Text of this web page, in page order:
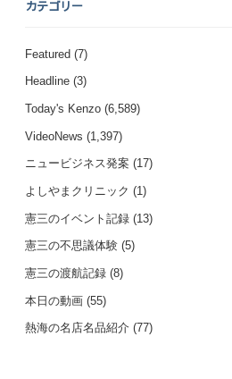
カテゴリー
Featured (7)
Headline (3)
Today's Kenzo (6,589)
VideoNews (1,397)
ニュービジネス発案 (17)
よしやまクリニック (1)
憲三のイベント記録 (13)
憲三の不思議体験 (5)
憲三の渡航記録 (8)
本日の動画 (55)
熱海の名店名品紹介 (77)